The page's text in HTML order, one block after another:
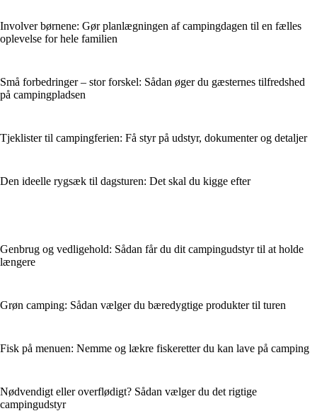
Involver børnene: Gør planlægningen af campingdagen til en fælles
oplevelse for hele familien
Små forbedringer – stor forskel: Sådan øger du gæsternes tilfredshed
på campingpladsen
Tjeklister til campingferien: Få styr på udstyr, dokumenter og detaljer
Den ideelle rygsæk til dagsturen: Det skal du kigge efter
Genbrug og vedligehold: Sådan får du dit campingudstyr til at holde
længere
Grøn camping: Sådan vælger du bæredygtige produkter til turen
Fisk på menuen: Nemme og lækre fiskeretter du kan lave på camping
Nødvendigt eller overflødigt? Sådan vælger du det rigtige
campingudstyr